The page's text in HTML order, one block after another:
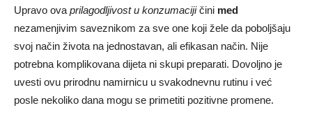
Upravo ova prilagodljivost u konzumacijičini med
nezamenjivim saveznikom za sve one koji žele da poboljšaju
svoj način života na jednostavan, ali efikasan način. Nije
potrebna komplikovana dijeta ni skupi preparati. Dovoljno je
uvesti ovu prirodnu namirnicu u svakodnevnu rutinu i već
posle nekoliko dana mogu se primetiti pozitivne promene.